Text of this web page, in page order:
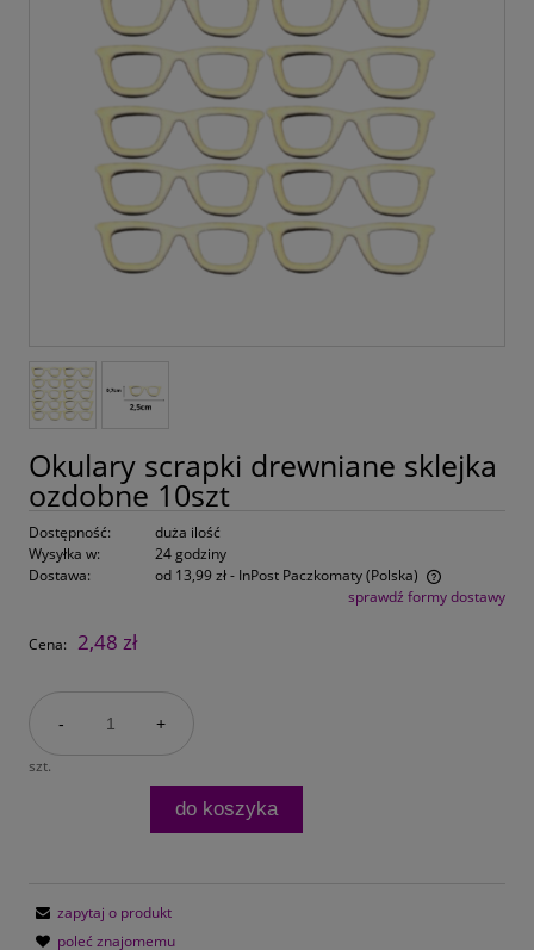
Okulary scrapki drewniane sklejka
ozdobne 10szt
Dostępność:
duża ilość
Wysyłka w:
24 godziny
Dostawa:
od 13,99 zł- InPost Paczkomaty(Polska)
Cena nie zawiera ewentualnych kosztów płatnościsprawdź formy dostawy
Cena: 2,48 zł
- +
szt.
do koszyka
zapytaj o produkt
poleć znajomemu